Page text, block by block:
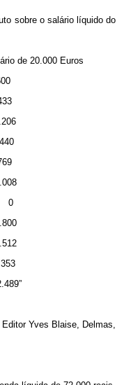
sobre o salário líquido do
de 20.000 Euros
0
Yves Blaise, Delmas,